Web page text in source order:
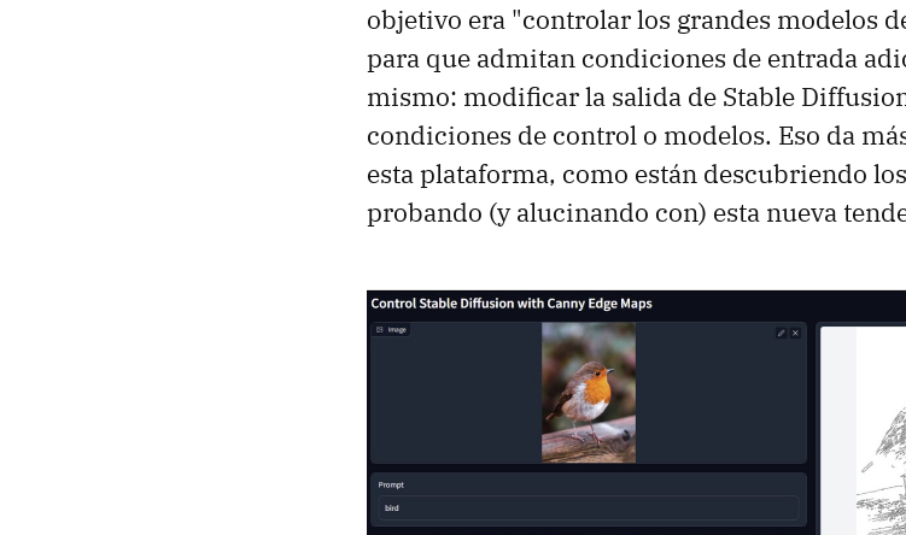
objetivo era "controlar los grandes modelos
para que admitan condiciones de entrada
mismo: modificar la salida de Stable
condiciones de control o modelos. Eso da
esta plataforma, como están descubriendo
probando (y alucinando con) esta nueva